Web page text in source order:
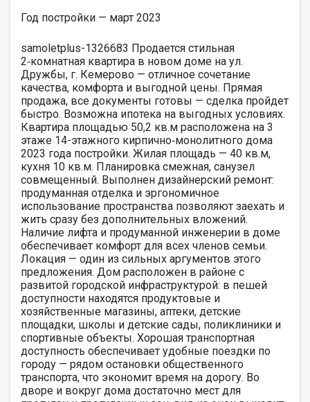
Год постройки — март 2023
samoletplus-1326683 Продается стильная
2‑комнатная квартира в новом доме на ул.
Дружбы, г. Кемерово — отличное сочетание
качества, комфорта и выгодной цены. Прямая
продажа, все документы готовы — сделка пройдет
быстро. Возможна ипотека на выгодных условиях.
Квартира площадью 50,2 кв.м расположена на 3
этаже 14-этажного кирпично‑монолитного дома
2023 года постройки. Жилая площадь — 40 кв.м,
кухня 10 кв.м. Планировка смежная, санузел
совмещенный. Выполнен дизайнерский ремонт:
продуманная отделка и эргономичное
использование пространства позволяют заехать и
жить сразу без дополнительных вложений.
Наличие лифта и продуманной инженерии в доме
обеспечивает комфорт для всех членов семьи.
Локация — один из сильных аргументов этого
предложения. Дом расположен в районе с
развитой городской инфраструктурой: в пешей
доступности находятся продуктовые и
хозяйственные магазины, аптеки, детские
площадки, школы и детские сады, поликлиники и
спортивные объекты. Хорошая транспортная
доступность обеспечивает удобные поездки по
городу — рядом остановки общественного
транспорта, что экономит время на дорогу. Во
дворе и вокруг дома достаточно мест для